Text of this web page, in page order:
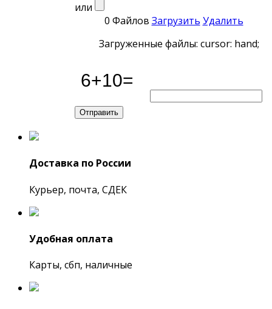
или
0 Файлов Загрузить Удалить
Загруженные файлы: cursor: hand;
Доставка по России
Курьер, почта, СДЕК
Удобная оплата
Карты, сбп, наличные